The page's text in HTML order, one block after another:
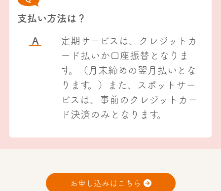
支払い方法は？
A
定期サービスは、クレジットカ
ード払いか口座振替となりま
す。（月末締めの翌月払いとな
ります。）また、スポットサー
ビスは、事前のクレジットカー
ド決済のみとなります。
お申し込みはこちら